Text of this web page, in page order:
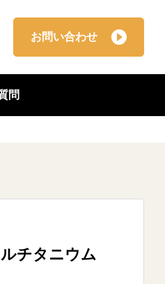
お問い合わせ
問
チタニウム